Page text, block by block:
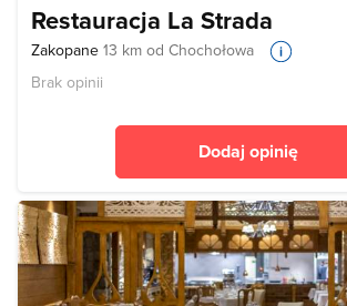
Restauracja La Strada
Zakopane 13 km od Chochołowa
Brak opinii
Dodaj opinię